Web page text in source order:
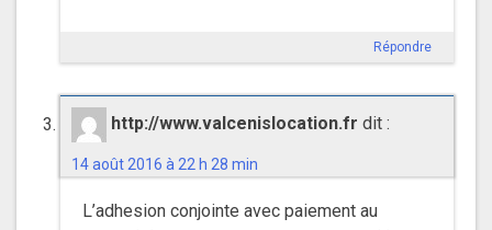
Répondre
http://www.valcenislocation.fr dit :
14 août 2016 à 22 h 28 min
L’adhesion conjointe avec paiement au